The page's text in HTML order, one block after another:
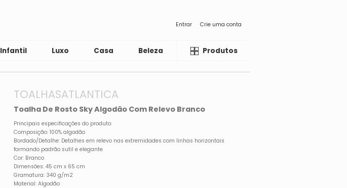
Entrar Crie uma conta
Infantil Luxo Casa Beleza LiquidaProdutos
TOALHASATLANTICA
Toalha De Rosto Sky Algodão Com Relevo Branco
Principais especificações do produto:
Composição: 100% algodão
Bordado/Detalhe: Detalhes em relevo nas extremidades com linhas horizontais
formando padrão sutil e elegante
Cor: Branco
Dimensões: 45 cm x 65 cm
Gramatura: 340 g/m2
Material: Algodão